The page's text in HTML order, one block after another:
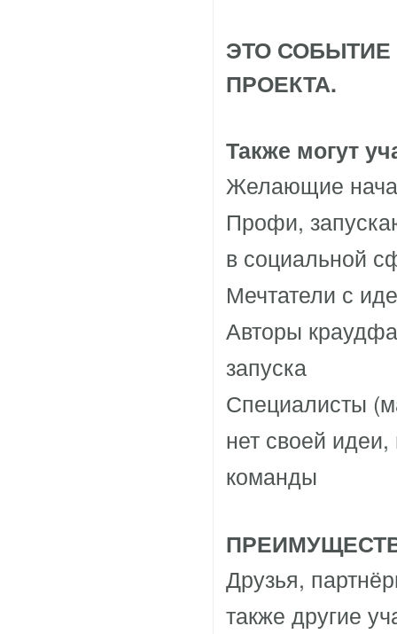
ЭТО СОБЫТИЕ
ПРОЕКТА.
Также могут
Желающие
Профи,
в социальной
Мечтатели с
Авторы
запуска
Специалисты
нет своей
команды
Друзья,
также другие